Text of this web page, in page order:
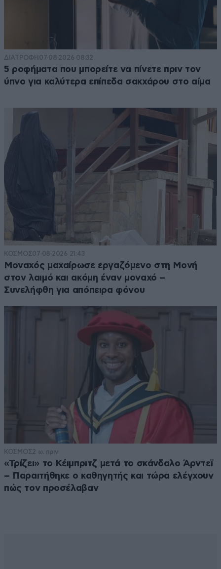
ΔΙΑΤΡΟΦΗ 07·08·2026 08:32
5 ροφήματα που μπορείτε να πίνετε πριν τον
ύπνο για καλύτερα επίπεδα σακχάρου στο αίμα
ΚΟΣΜΟΣ07·08·2026 21:43
Μοναχός μαχαίρωσε εργαζόμενο στη Μονή
στον λαιμό και ακόμη έναν μοναχό –
Συνελήφθη για απόπειρα φόνου
ΚΟΣΜΟΣ2 ω. πριν
«Τρίζει» το Κέιμπριτζ μετά το σκάνδαλο Άρντεϊ
– Παραιτήθηκε ο καθηγητής και τώρα ελέγχουν
πώς τον προσέλαβαν